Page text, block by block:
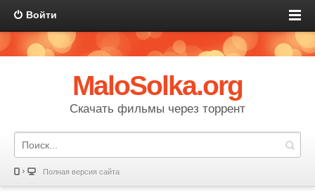
Войти
MaloSolka.org
Скачать фильмы через торрент
Полная версия сайта